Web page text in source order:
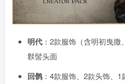
明代 ：2款服饰（含明初曳
䯼髻头面
回鹘 ：4款服饰、2款头饰、1